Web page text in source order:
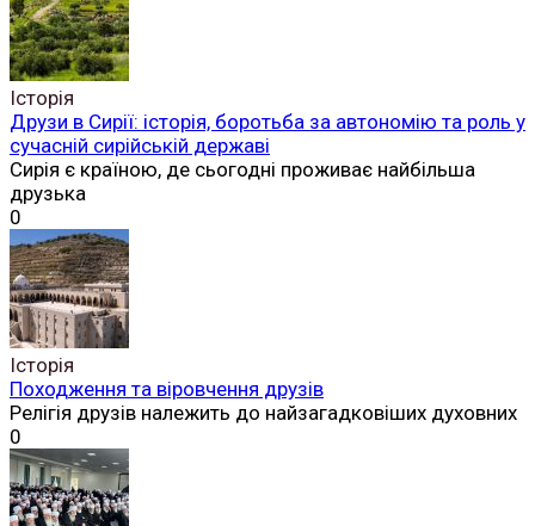
Історія
Друзи в Сирії: історія, боротьба за автономію та роль у
сучасній сирійській державі
Сирія є країною, де сьогодні проживає найбільша
друзька
0
Історія
Походження та віровчення друзів
Релігія друзів належить до найзагадковіших духовних
0